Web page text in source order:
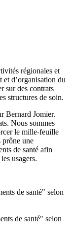
régionales et
et d’organisation du
sur des contrats
structures de soin.
Bernard Jomier.
Nous sommes
le mille-feuille
prône une
de santé afin
usagers.
de santé" selon
de santé" selon